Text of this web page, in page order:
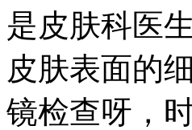
是皮肤科医
皮肤表面的
镜检查呀，